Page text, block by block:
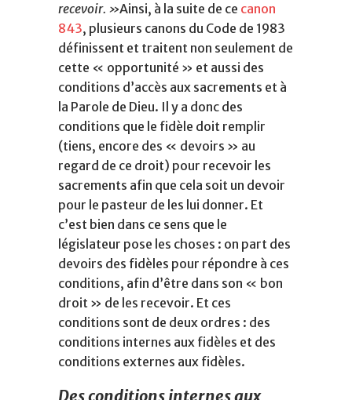
recevoir. »Ainsi, à la suite de ce canon
843, plusieurs canons du Code de 1983
définissent et traitent non seulement de
cette « opportunité » et aussi des
conditions d’accès aux sacrements et à
la Parole de Dieu. Il y a donc des
conditions que le fidèle doit remplir
(tiens, encore des « devoirs » au
regard de ce droit) pour recevoir les
sacrements afin que cela soit un devoir
pour le pasteur de les lui donner. Et
c’est bien dans ce sens que le
législateur pose les choses : on part des
devoirs des fidèles pour répondre à ces
conditions, afin d’être dans son « bon
droit » de les recevoir. Et ces
conditions sont de deux ordres : des
conditions internes aux fidèles et des
conditions externes aux fidèles.
Des conditions internes aux